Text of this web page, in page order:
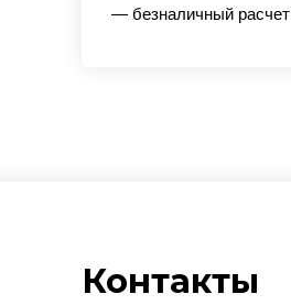
— безналичный расчет
Контакты